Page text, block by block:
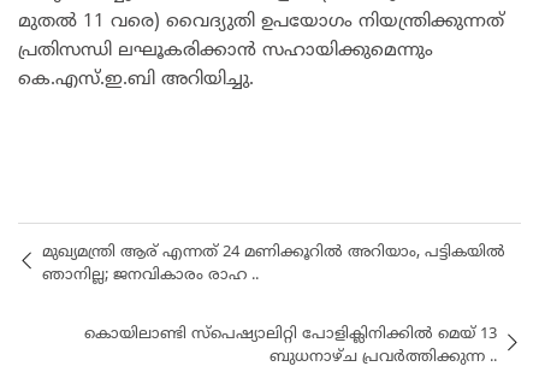
മുതൽ 11 വരെ) വൈദ്യുതി ഉപയോഗം നിയന്ത്രിക്കുന്നത്
പ്രതിസന്ധി ലഘൂകരിക്കാൻ സഹായിക്കുമെന്നും
കെ.എസ്.ഇ.ബി അറിയിച്ചു.
മുഖ്യമന്ത്രി ആര് എന്നത് 24 മണിക്കൂറിൽ അറിയാം, പട്ടികയിൽ
ഞാനില്ല; ജനവികാരം രാഹ ..
കൊയിലാണ്ടി സ്പെഷ്യാലിറ്റി പോളിക്ലിനിക്കിൽ മെയ്‌ 13
ബുധനാഴ്ച പ്രവർത്തിക്കുന്ന ..